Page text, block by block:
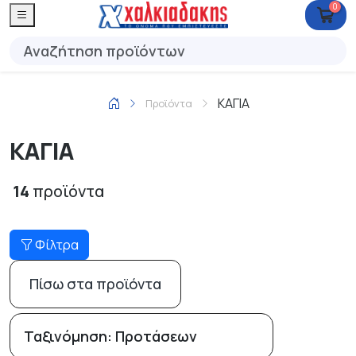
0
Προϊόντα ΚΑΓΙΑ
ΚΑΓΙΑ
14 προϊόντα
Φίλτρα
Πίσω στα προϊόντα